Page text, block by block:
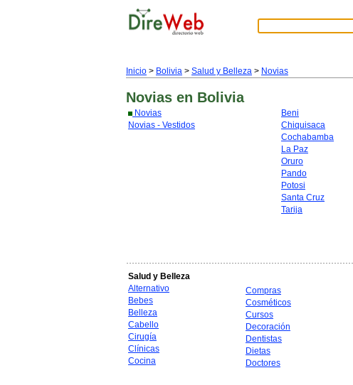
Inicio > Bolivia > Salud y Belleza > Novias
Novias en Bolivia
Novias
Novias - Vestidos
Beni
Chiquisaca
Cochabamba
La Paz
Oruro
Pando
Potosi
Santa Cruz
Tarija
Salud y Belleza
Alternativo
Bebes
Belleza
Cabello
Cirugía
Clínicas
Cocina
Compras
Cosméticos
Cursos
Decoración
Dentistas
Dietas
Doctores